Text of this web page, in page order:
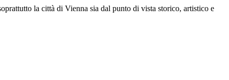
la città di Vienna sia dal punto di vista storico, artistico e